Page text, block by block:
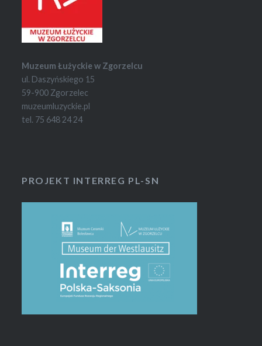
Muzeum Łużyckie w Zgorzelcu
ul. Daszyńskiego 15
59-900 Zgorzelec
muzeumluzyckie.pl
tel. 75 648 24 24
PROJEKT INTERREG PL-SN